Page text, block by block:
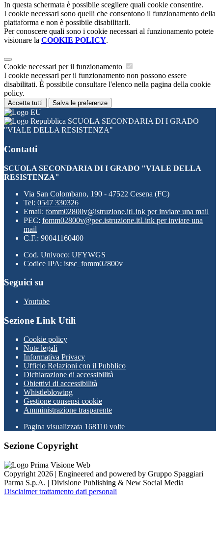
In questa schermata è possibile scegliere quali cookie consentire.
I cookie necessari sono quelli che consentono il funzionamento della
piattaforma e non è possibile disabilitarli.
Per conoscere quali sono i cookie necessari al funzionamento potete
visionare la COOKIE POLICY.
Cookie necessari per il funzionamento
I cookie necessari per il funzionamento non possono essere
disabilitati. È possibile consultare l'elenco nella pagina della cookie
policy.
Accetta tutti Salva le preferenze
SCUOLA SECONDARIA DI I GRADO
"VIALE DELLA RESISTENZA"
Contatti
SCUOLA SECONDARIA DI I GRADO "VIALE DELLA
RESISTENZA"
Via San Colombano, 190 - 47522 Cesena (FC)
Tel: 0547 330326
Email: fomm02800v@istruzione.itLink per inviare una mail
PEC: fomm02800v@pec.istruzione.itLink per inviare una
mail
C.F.: 90041160400
Cod. Univoco: UFYWGS
Codice IPA: istsc_fomm02800v
Seguici su
Youtube
Sezione Link Utili
Cookie policy
Note legali
Informativa Privacy
Ufficio Relazioni con il Pubblico
Dichiarazione di accessibilità
Obiettivi di accessibilità
Whistleblowing
Gestione consensi cookie
Amministrazione trasparente
Pagina visualizzata 168110 volte
Sezione Copyright
Copyright 2026 | Engineered and powered by Gruppo Spaggiari
Parma S.p.A. | Divisione Publishing & New Social Media
Disclaimer trattamento dati personali